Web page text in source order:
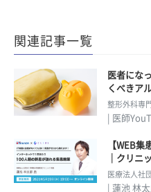
関連記事一覧
医者にな
くべきア
整形外科専
| 医師
【WEB
｜クリニ
医療法人社
| 蓮池 林